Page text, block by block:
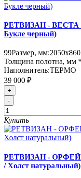
РЕТВИЗАН - ВЕСТА
Букле черный)
99Размер, мм:
Толщина полотна, мм
Наполнитель:ТЕРМО
39 000 ₽
+
-
Купить
РЕТВИЗАН - ОРФЕЙ
/ Холст натуральный)